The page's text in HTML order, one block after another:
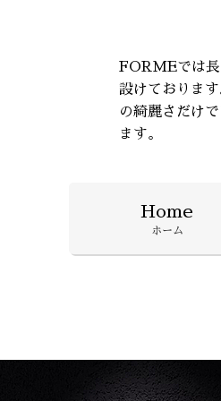
FORMEでは長
設けておりま
の綺麗さだけ
ます。
Home
ホーム